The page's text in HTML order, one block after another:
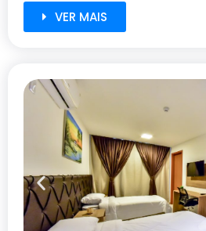
VER MAIS